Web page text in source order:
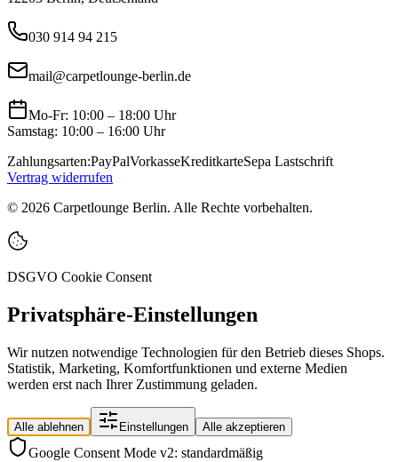
030 914 94 215
mail@carpetlounge-berlin.de
Mo-Fr: 10:00 – 18:00 Uhr
Samstag: 10:00 – 16:00 Uhr
Zahlungsarten:PayPalVorkasseKreditkarteSepa Lastschrift
Vertrag widerrufen
© 2026 Carpetlounge Berlin. Alle Rechte vorbehalten.
DSGVO Cookie Consent
Privatsphäre-Einstellungen
Wir nutzen notwendige Technologien für den Betrieb dieses Shops.
Statistik, Marketing, Komfortfunktionen und externe Medien
werden erst nach Ihrer Zustimmung geladen.
Alle ablehnen Einstellungen Alle akzeptieren
Google Consent Mode v2: standardmäßig